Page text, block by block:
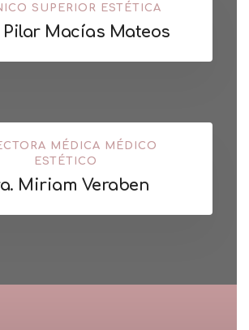
SUPERIOR ESTÉTICA
Pilar Macías Mateos
MÉDICA MÉDICO
ESTÉTICO
Miriam Veraben